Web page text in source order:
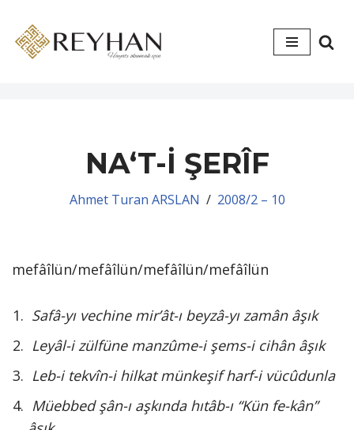
İçeriğe
NA‘T-İ ŞERÎF
Ahmet Turan ARSLAN 2008/2 – 10
mefâîlün/mefâîlün/mefâîlün/mefâîlün
Safâ-yı vechine mir’ât-ı beyzâ-yı zamân âşık
Leyâl-i zülfüne manzûme-i şems-i cihân âşık
Leb-i tekvîn-i hilkat münkeşif harf-i vücûdunla
Müebbed şân-ı aşkında hıtâb-ı “Kün fe-kân”